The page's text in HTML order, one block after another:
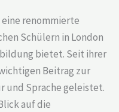
renommierte
Schülern in London
bietet. Seit ihrer
Beitrag zur
und Sprache geleistet.
auf die